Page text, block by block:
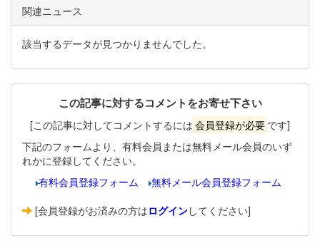
関連ニュース
該当するデータが見つかりませんでした。
この記事に対するコメントをお寄せ下さい
[この記事に対してコメントするには 会員登録が必要 です]
下記のフォームより、有料会員または無料メール会員のいず
れかに登録してください。
有料会員登録フォーム
無料メール会員登録フォーム
[会員登録がお済みの方はログインしてください]